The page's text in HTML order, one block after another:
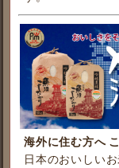
海外に住む方へ
日本のおいしい